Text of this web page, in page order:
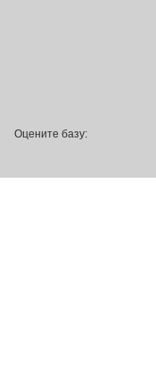
Оцените базу: